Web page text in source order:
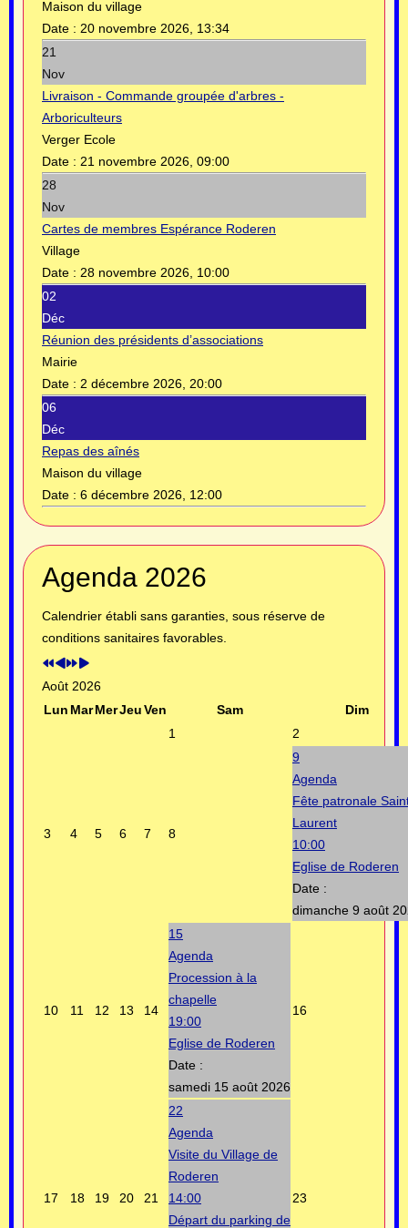
Maison du village
Date : 20 novembre 2026, 13:34
21
Nov
Livraison - Commande groupée d'arbres -
Arboriculteurs
Verger Ecole
Date : 21 novembre 2026, 09:00
28
Nov
Cartes de membres Espérance Roderen
Village
Date : 28 novembre 2026, 10:00
02
Déc
Réunion des présidents d’associations
Mairie
Date : 2 décembre 2026, 20:00
06
Déc
Repas des aînés
Maison du village
Date : 6 décembre 2026, 12:00
Agenda 2026
Calendrier établi sans garanties, sous réserve de
conditions sanitaires favorables.
Année
précédente
précédent
suivante
suivant
Août 2026
Lun MarMerJeuVen Sam
Dim
1
2
3 4 5 6 7 8
9
Agenda
Fête patronale
Laurent
10:00
Eglise de Roderen
Date :
dimanche 9 août
10 11 12 13 14
15
Agenda
Procession à la
chapelle
19:00
Eglise de Roderen
Date :
samedi 15 août 2026
16
17 18 19 20 21
22
Agenda
Visite du Village de
Roderen
14:00
Départ du parking de
23